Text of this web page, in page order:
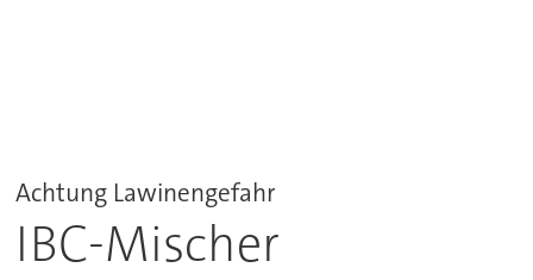
Achtung Lawinengefahr
IBC-Mischer